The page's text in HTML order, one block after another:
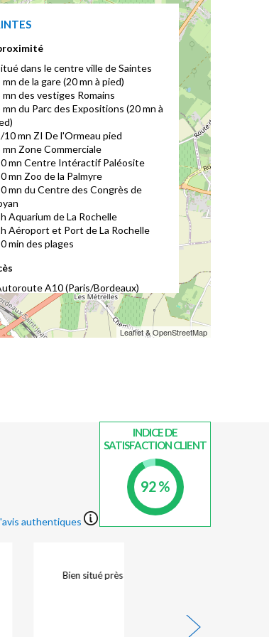
Leaflet & OpenStreetMap
dans le centre ville de Saintes
mn de la gare (20 mn à pied)
mn des vestiges Romains
mn du Parc des Expositions (20 mn à
10 mn ZI De l'Ormeau pied
mn Zone Commerciale
mn Centre Intéractif Paléosite
mn Zoo de la Palmyre
mn du Centre des Congrès de
Aquarium de La Rochelle
Aéroport et Port de La Rochelle
min des plages
A10 (Paris/Bordeaux)
Saintes
le péage prendre direction
ville
1er rond point, suivre Saintes
authentiques
INDICE DE
SATISFACTION CLIENT
92 %
Bien situé près du centre ville historique. Calme et